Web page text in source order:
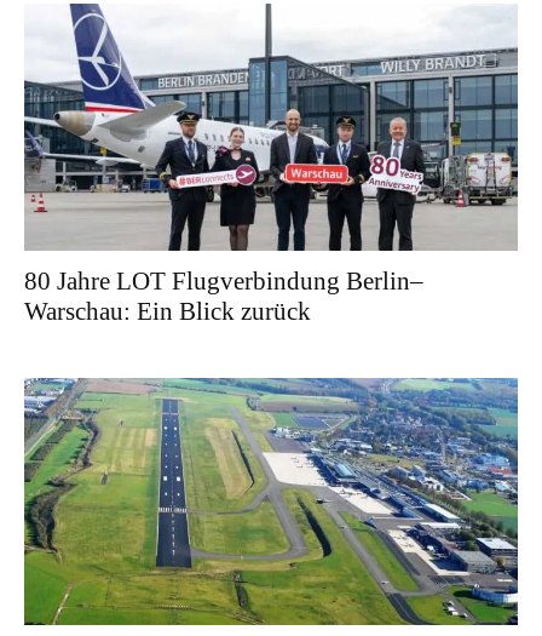
80 Jahre LOT Flugverbindung Berlin–
Warschau: Ein Blick zurück